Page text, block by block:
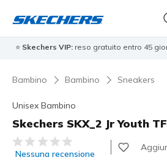
⭐ Skechers VIP: reso gratuito entro 45
Bambino Bambino Sneakers
Unisex Bambino
Skechers SKX_2 Jr Youth TF
Valutazione cliente 5 su 5
Nessuna recensione